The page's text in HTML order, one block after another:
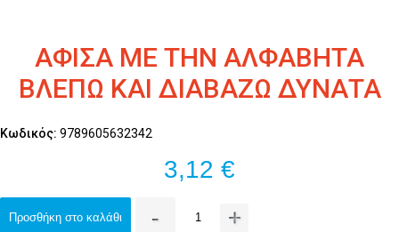
ΑΦΙΣΑ ΜΕ ΤΗΝ ΑΛΦΑΒΗΤΑ
ΒΛΕΠΩ ΚΑΙ ΔΙΑΒΑΖΩ ΔΥΝΑΤΑ
Κωδικός: 9789605632342
3,12 €
Προσθήκη στο καλάθι - +